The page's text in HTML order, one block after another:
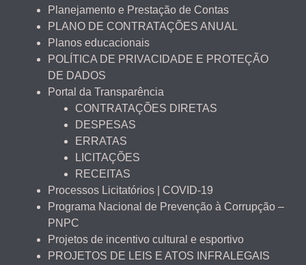
Planejamento e Prestação de Contas
PLANO DE CONTRATAÇÕES ANUAL
Planos educacionais
POLÍTICA DE PRIVACIDADE E PROTEÇÃO
DE DADOS
Portal da Transparência
CONTRATAÇÕES DIRETAS
DESPESAS
ERRATAS
LICITAÇÕES
RECEITAS
Processos Licitatórios | COVID-19
Programa Nacional de Prevenção à Corrupção –
PNPC
Projetos de incentivo cultural e esportivo
PROJETOS DE LEIS E ATOS INFRALEGAIS